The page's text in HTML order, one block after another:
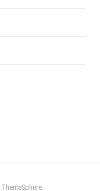
ThemeSphere.